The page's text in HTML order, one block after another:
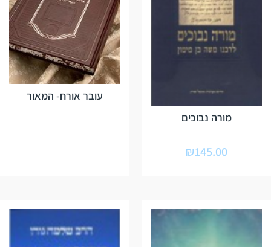
מורה נבוכים
₪145.00
עובר אורח- המאור